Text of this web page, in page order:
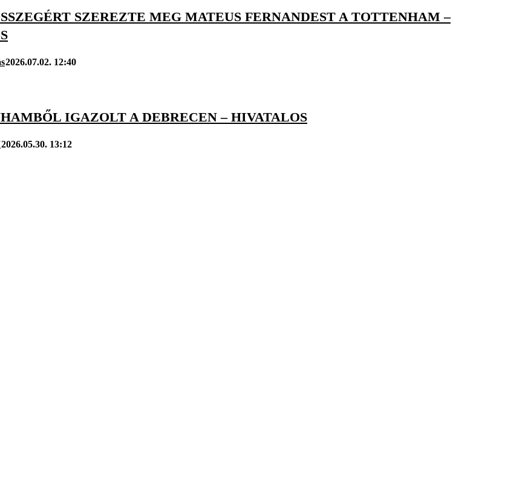
SZEREZTE MEG MATEUS FERNANDEST A TOTTENHAM –
2026.07.02. 12:40
IGAZOLT A DEBRECEN – HIVATALOS
2026.05.30. 13:12